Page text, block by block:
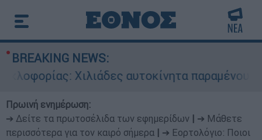
BREAKING NEWS:
Χιλιάδες αυτοκίνητα παραμένουν
Πρωινή ενημέρωση:
➔ Δείτε τα πρωτοσέλιδα των εφημερίδων
➔ Μάθετε
περισσότερα για τον καιρό σήμερα
➔ Εορτολόγιο: Ποιοι